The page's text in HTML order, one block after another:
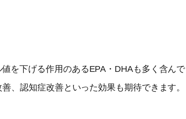
を下げる作用のあるEPA・DHAも多く含んで
、認知症改善といった効果も期待できます。